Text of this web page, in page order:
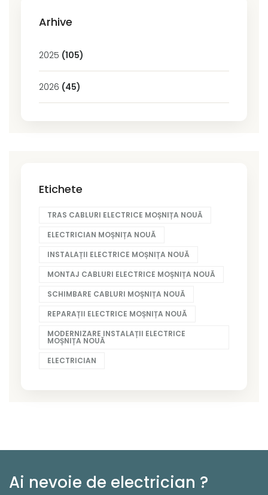
Arhive
2025 (105)
2026 (45)
Etichete
TRAS CABLURI ELECTRICE MOȘNIȚA NOUĂ
ELECTRICIAN MOȘNIȚA NOUĂ
INSTALAȚII ELECTRICE MOȘNIȚA NOUĂ
MONTAJ CABLURI ELECTRICE MOȘNIȚA NOUĂ
SCHIMBARE CABLURI MOȘNIȚA NOUĂ
REPARAȚII ELECTRICE MOȘNIȚA NOUĂ
MODERNIZARE INSTALAȚII ELECTRICE
MOȘNIȚA NOUĂ
ELECTRICIAN
Ai nevoie de electrician ?